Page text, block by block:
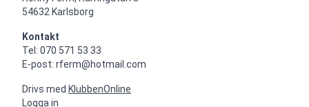
54632 Karlsborg
Kontakt
Tel: 070 571 53 33
E-post: rferm@hotmail.com
Drivs med KlubbenOnline
Logga in